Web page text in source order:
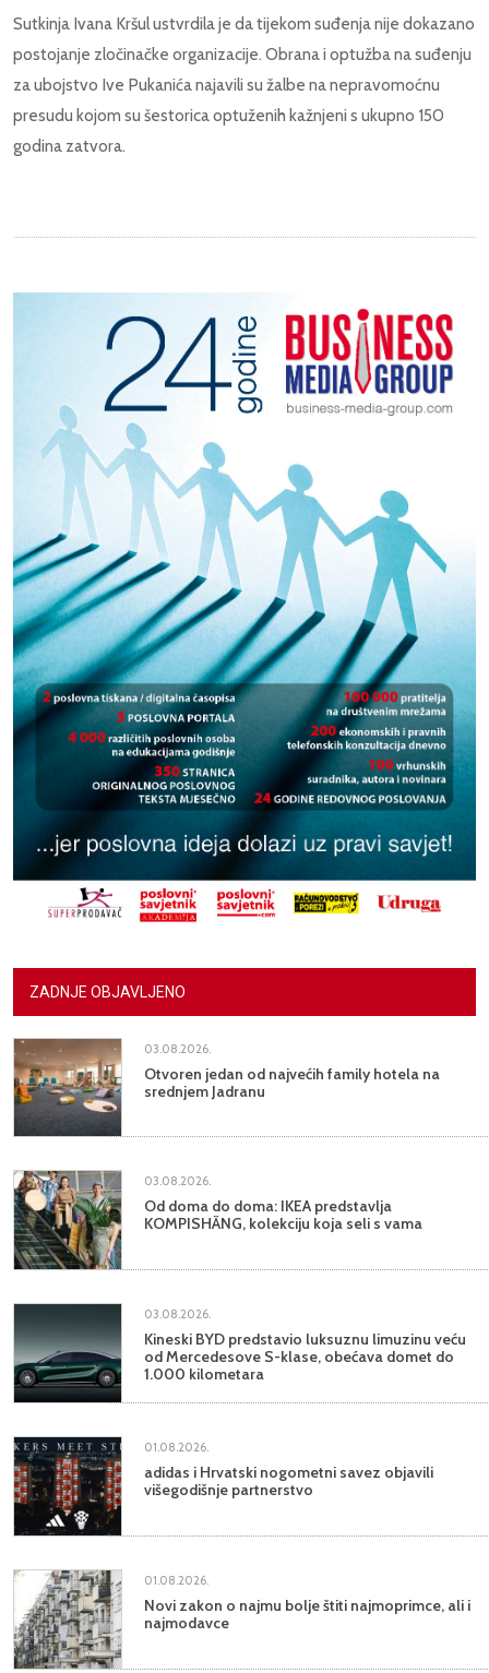
Sutkinja Ivana Kršul ustvrdila je da tijekom suđenja nije dokazano
postojanje zločinačke organizacije. Obrana i optužba na suđenju
za ubojstvo Ive Pukanića najavili su žalbe na nepravomoćnu
presudu kojom su šestorica optuženih kažnjeni s ukupno 150
godina zatvora.
ZADNJE OBJAVLJENO
03.08.2026.
Otvoren jedan od najvećih family hotela na
srednjem Jadranu
03.08.2026.
Od doma do doma: IKEA predstavlja
KOMPISHÄNG, kolekciju koja seli s vama
03.08.2026.
Kineski BYD predstavio luksuznu limuzinu veću
od Mercedesove S-klase, obećava domet do
1.000 kilometara
01.08.2026.
adidas i Hrvatski nogometni savez objavili
višegodišnje partnerstvo
01.08.2026.
Novi zakon o najmu bolje štiti najmoprimce, ali i
najmodavce